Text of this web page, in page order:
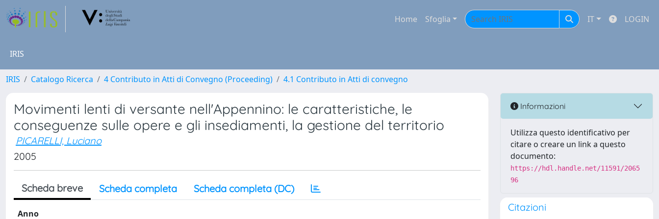
Home Sfoglia IT LOGIN
IRIS
IRIS Catalogo Ricerca 4 Contributo in Atti di Convegno (Proceeding) 4.1 Contributo in Atti di convegno
Movimenti lenti di versante nell'Appennino: le caratteristiche, le
conseguenze sulle opere e gli insediamenti, la gestione del territorio
PICARELLI, Luciano
2005
Scheda breve Scheda completa Scheda completa (DC)
Anno
Informazioni
Utilizza questo identificativo per
citare o creare un link a questo
documento:
https://hdl.handle.net/11591/2065
96
Citazioni